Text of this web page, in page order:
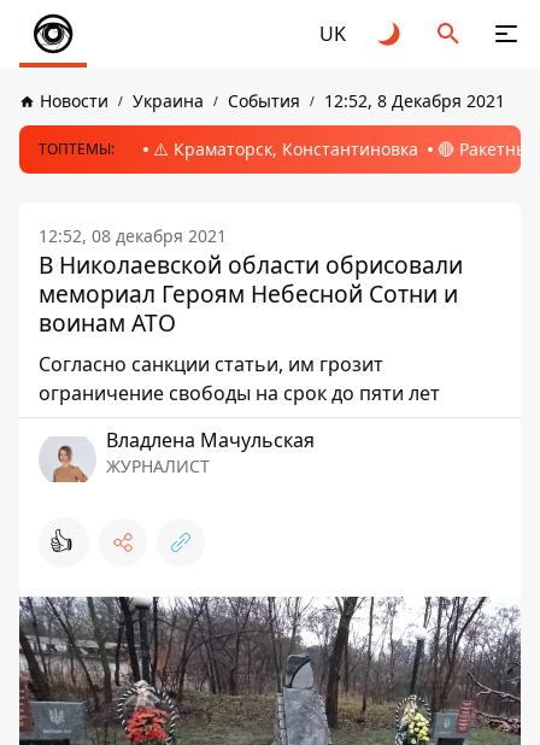
UK
Новости Украина События 12:52, 8 Декабря 2021
ТОПТЕМЫ: ⚠️ Краматорск, Константиновка 🔴
12:52, 08 декабря 2021
В Николаевской области обрисовали
мемориал Героям Небесной Сотни и
воинам АТО
Согласно санкции статьи, им грозит
ограничение свободы на срок до пяти лет
Владлена Мачульская
ЖУРНАЛИСТ
👍